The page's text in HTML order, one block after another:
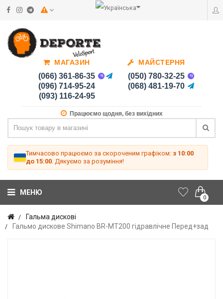
МАГАЗИН
(066) 361-86-35
(096) 714-95-24
(093) 116-24-95
МАЙСТЕРНЯ
(050) 780-32-25
(068) 481-19-70
Працюємо щодня, без вихідних
Тимчасово працюємо за скороченим графіком: з 10:00
до 15:00 . Дякуємо за розуміння!
0
МЕНЮ
Гальма дискові
Гальмо дискове Shimano BR-MT200 гідравлічне Перед+зад